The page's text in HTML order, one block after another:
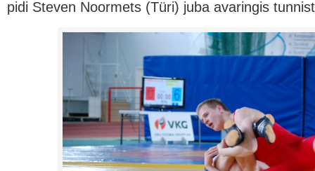
pidi Steven Noormets (Türi) juba avaringis